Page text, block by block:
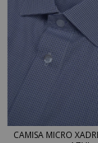
CAMISA MICRO